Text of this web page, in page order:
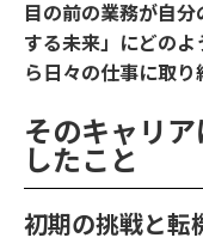
目の前の業務が自
する未来」にどの
ら日々の仕事に取り
そのキャリ
したこと
初期の挑戦と転